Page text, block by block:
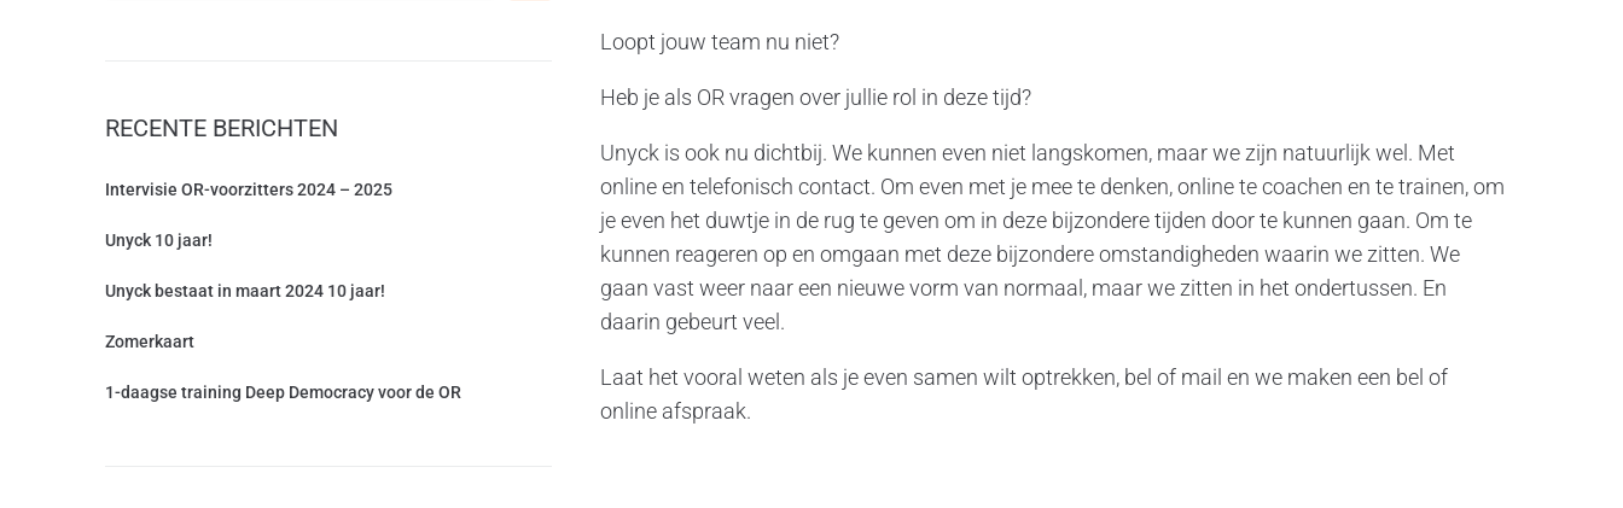
Loopt jouw team nu niet?
Heb je als OR vragen over jullie rol in deze tijd?
Unyck is ook nu dichtbij. We kunnen even niet langskomen, maar we zijn natuurlijk wel. Met
online en telefonisch contact. Om even met je mee te denken, online te coachen en te trainen, om
je even het duwtje in de rug te geven om in deze bijzondere tijden door te kunnen gaan. Om te
kunnen reageren op en omgaan met deze bijzondere omstandigheden waarin we zitten. We
gaan vast weer naar een nieuwe vorm van normaal, maar we zitten in het ondertussen. En
daarin gebeurt veel.
Laat het vooral weten als je even samen wilt optrekken, bel of mail en we maken een bel of
online afspraak.
RECENTE BERICHTEN
Intervisie OR-voorzitters 2024 – 2025
Unyck 10 jaar!
Unyck bestaat in maart 2024 10 jaar!
Zomerkaart
1-daagse training Deep Democracy voor de OR